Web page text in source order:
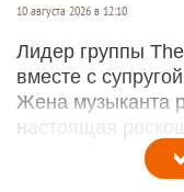
10 августа 2026 в 12:10
Лидер группы
вместе с
Жена музыканта
настоящая